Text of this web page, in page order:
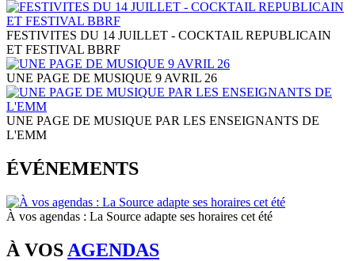
FESTIVITES DU 14 JUILLET - COCKTAIL REPUBLICAIN
ET FESTIVAL BBRF
UNE PAGE DE MUSIQUE 9 AVRIL 26
UNE PAGE DE MUSIQUE PAR LES ENSEIGNANTS DE
L'EMM
ÉVÉNEMENTS
À vos agendas : La Source adapte ses horaires cet été
À VOS AGENDAS